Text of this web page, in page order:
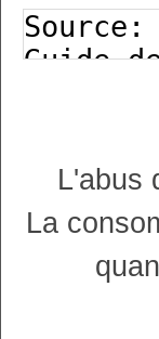
L'abus
La